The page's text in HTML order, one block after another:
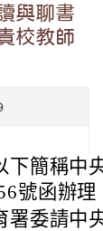
與聊書
校教師
下簡稱中
號函辦理
署委請中